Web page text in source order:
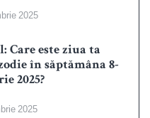
2025
Care este ziua ta
în săptămâna 8-
2025?
2025